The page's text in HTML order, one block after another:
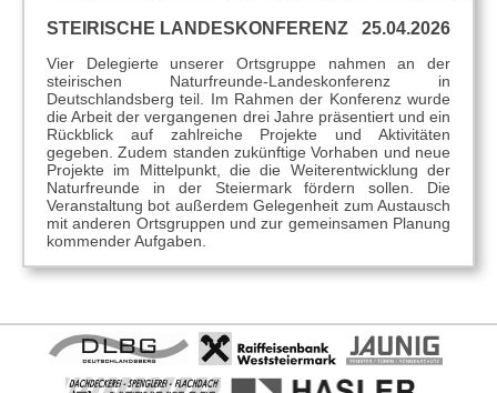
25.04.2026
STEIRISCHE LANDESKONFERENZ
Vier Delegierte unserer Ortsgruppe nahmen an der
steirischen Naturfreunde-Landeskonferenz in
Deutschlandsberg teil. Im Rahmen der Konferenz wurde
die Arbeit der vergangenen drei Jahre präsentiert und ein
Rückblick auf zahlreiche Projekte und Aktivitäten
gegeben. Zudem standen zukünftige Vorhaben und neue
Projekte im Mittelpunkt, die die Weiterentwicklung der
Naturfreunde in der Steiermark fördern sollen. Die
Veranstaltung bot außerdem Gelegenheit zum Austausch
mit anderen Ortsgruppen und zur gemeinsamen Planung
kommender Aufgaben.